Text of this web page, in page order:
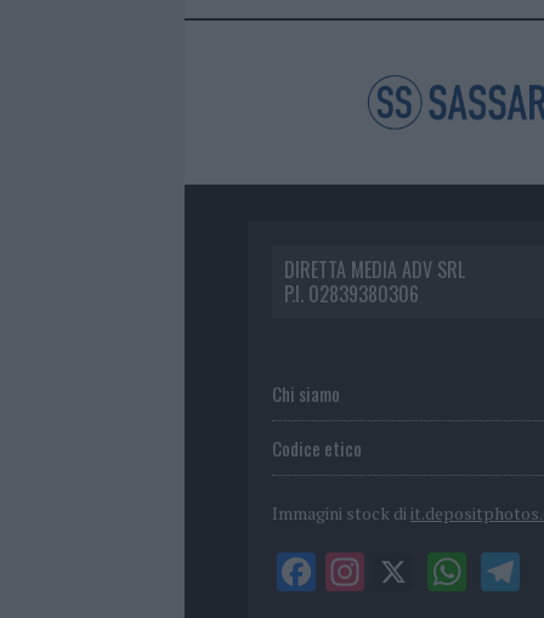
DIRETTA MEDIA ADV SRL
P.I. 02839380306
Chi siamo
Codice etico
Immagini stock di